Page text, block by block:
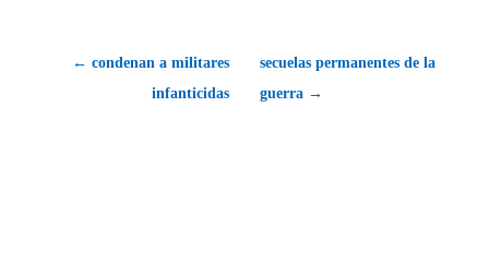
← condenan a militares
infanticidas
secuelas permanentes de la
guerra →